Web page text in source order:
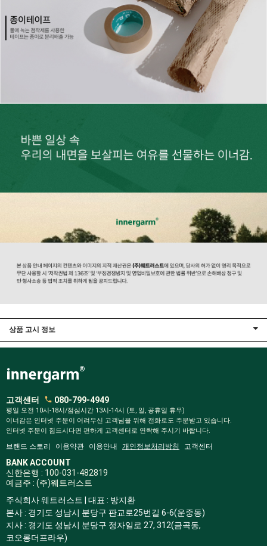
상품 고시 정보
고객센터 080-799-4949
평일 오전 10시-18시/점심시간 13시-14시 (토, 일, 공휴일 휴무)
이너감은 인터넷 주문이 어려우신 고객님을 위해 전화로도 주문받고 있습니다.
인터넷 주문이 힘드시다면 편하게 고객센터로 연락해 주시기 바랍니다.
브랜드 스토리 이용약관 이용안내 개인정보처리방침 고객센터
BANK ACCOUNT
신한은행 : 100-031-482819
예금주 : (주)웨트러스트
주식회사 웨트러스트 | 대표 : 방지환
본사 : 경기도 성남시 분당구 판교로25번길 6-6(운중동)
지사 : 경기도 성남시 분당구 정자일로 27, 312(금곡동,
코오롱더프라우)